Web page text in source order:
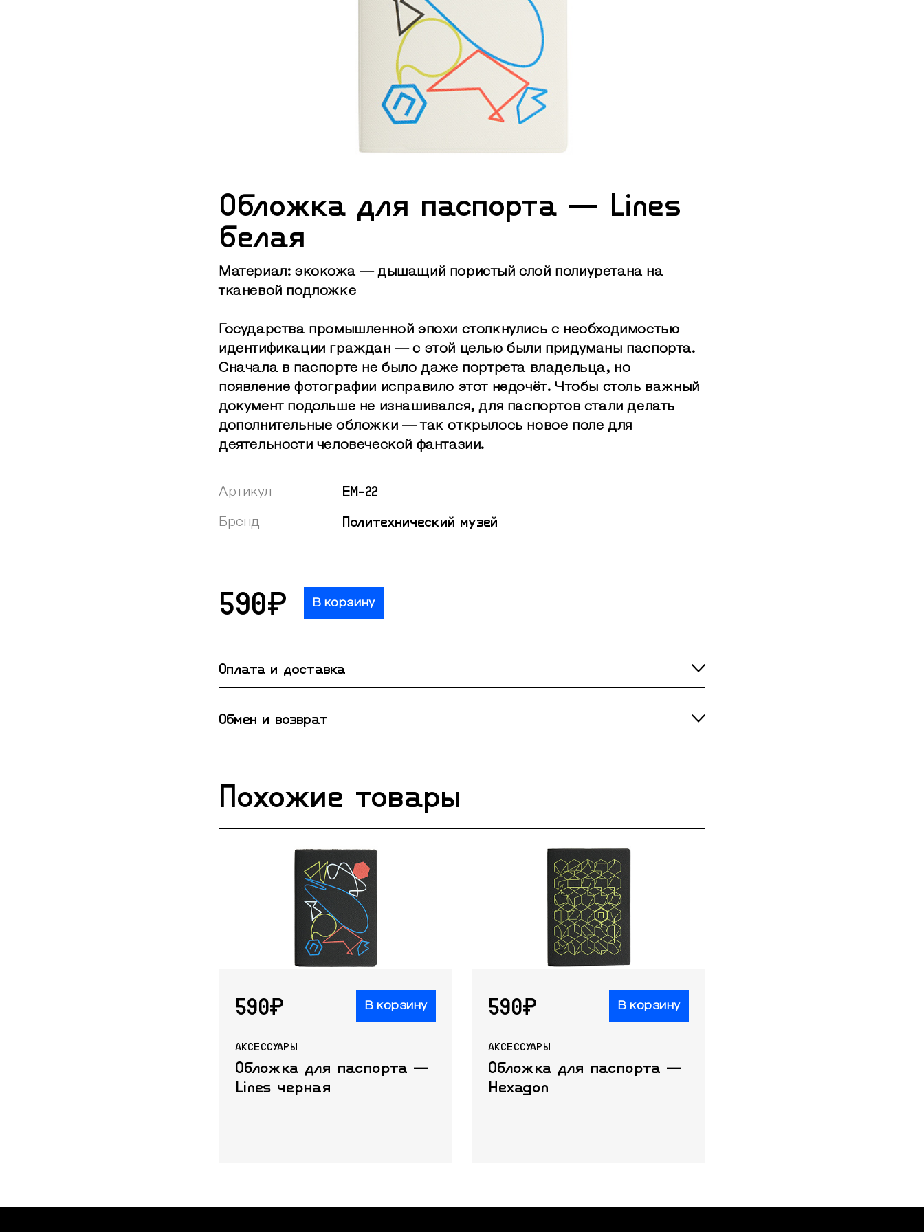
Обложка для паспорта — Lines
белая
Материал: экокожа — дышащий пористый слой полиуретана на
тканевой подложке
Государства промышленной эпохи столкнулись с необходимостью
идентификации граждан — с этой целью были придуманы паспорта.
Сначала в паспорте не было даже портрета владельца, но
появление фотографии исправило этот недочёт. Чтобы столь важный
документ подольше не изнашивался, для паспортов стали делать
дополнительные обложки — так открылось новое поле для
деятельности человеческой фантазии.
Артикул EM-22
Бренд Политехнический музей
590₽ В корзину
Оплата и доставка
Обмен и возврат
Похожие товары
590₽ В корзину
АКСЕССУАРЫ
Обложка для паспорта —
Lines черная
590₽ В корзину
АКСЕССУАРЫ
Обложка для паспорта —
Hexagon